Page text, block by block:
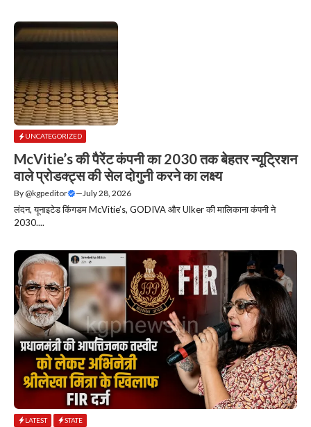
UNCATEGORIZED
McVitie’s की पैरेंट कंपनी का 2030 तक बेहतर न्यूट्रिशन
वाले प्रोडक्ट्स की सेल दोगुनी करने का लक्ष्य
By @kgpeditor — July 28, 2026
लंदन, यूनाइटेड किंगडम McVitie’s, GODIVA और Ulker की मालिकाना कंपनी ने
2030....
LATEST STATE